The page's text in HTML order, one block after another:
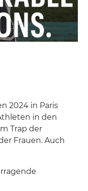
2024 in Paris
in den
Trap der
Frauen. Auch